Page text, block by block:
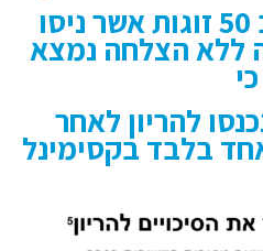
במחקר שנערך ב 50 זוגות אשר ניסו
ללא הצלחה נמצא
כי
נכנסו להריון לאחר
בלבד בקסימינל